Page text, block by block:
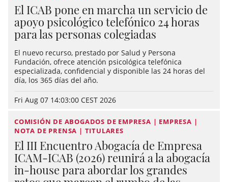
El ICAB pone en marcha un servicio de
apoyo psicológico telefónico 24 horas
para las personas colegiadas
El nuevo recurso, prestado por Salud y Persona
Fundación, ofrece atención psicológica telefónica
especializada, confidencial y disponible las 24 horas del
día, los 365 días del año.
Fri Aug 07 14:03:00 CEST 2026
COMISIÓN DE ABOGADOS DE EMPRESA | EMPRESA |
NOTA DE PRENSA | TITULARES
El III Encuentro Abogacía de Empresa
ICAM-ICAB (2026) reunirá a la abogacía
in-house para abordar los grandes